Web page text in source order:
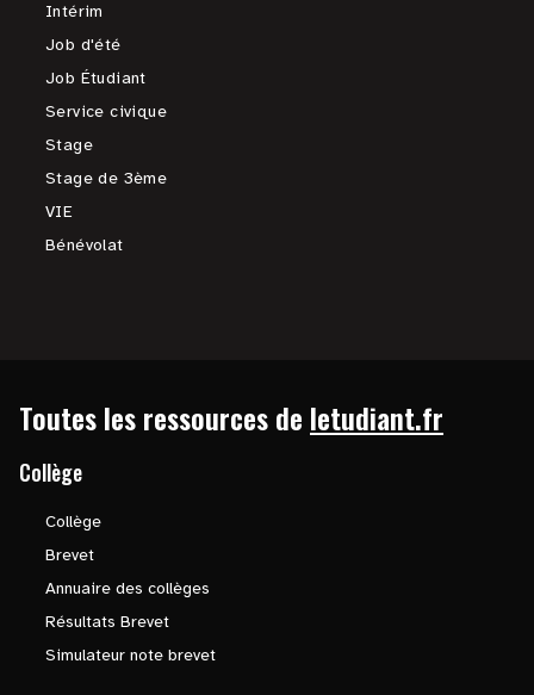
Intérim
Job d'été
Job Étudiant
Service civique
Stage
Stage de 3ème
VIE
Bénévolat
Toutes les ressources de letudiant.fr
Collège
Collège
Brevet
Annuaire des collèges
Résultats Brevet
Simulateur note brevet